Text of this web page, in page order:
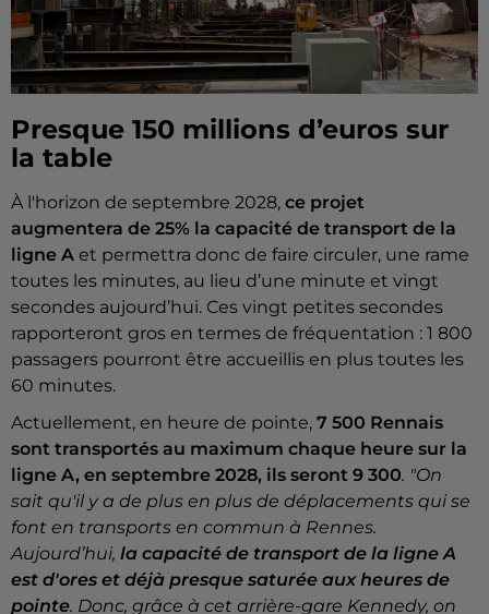
Presque 150 millions d’euros sur
la table
À l'horizon de septembre 2028, ce projet
augmentera de 25% la capacité de transport de la
ligne A et permettra donc de faire circuler, une rame
toutes les minutes, au lieu d’une minute et vingt
secondes aujourd’hui. Ces vingt petites secondes
rapporteront gros en termes de fréquentation : 1 800
passagers pourront être accueillis en plus toutes les
60 minutes.
Actuellement, en heure de pointe, 7 500 Rennais
sont transportés au maximum chaque heure sur la
ligne A, en septembre 2028, ils seront 9 300. "On
sait qu'il y a de plus en plus de déplacements qui se
font en transports en commun à Rennes.
Aujourd’hui, la capacité de transport de la ligne A
est d'ores et déjà presque saturée aux heures de
pointe. Donc, grâce à cet arrière-gare Kennedy, on